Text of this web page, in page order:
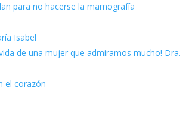
para no hacerse la mamografía
Isabel
de una mujer que admiramos mucho! Dra.
el corazón